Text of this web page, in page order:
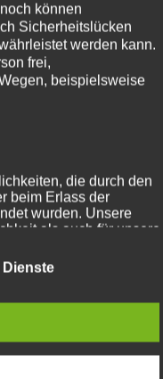
können
Sicherheitslücken
werden kann.
frei,
beispielsweise
die durch den
beim Erlass der
wurden. Unsere
als auch für unsere
anderem die
Dienste